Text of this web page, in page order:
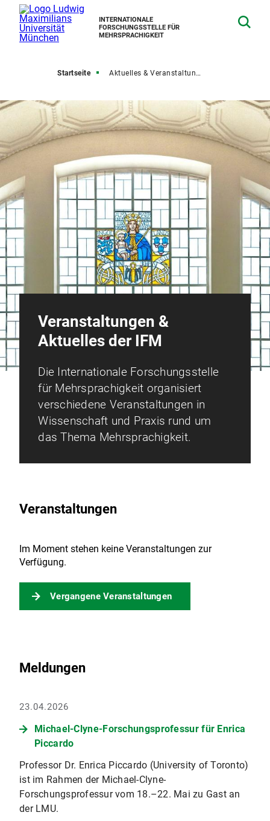
INTERNATIONALE
FORSCHUNGSSTELLE FÜR
MEHRSPRACHIGKEIT
Startseite Aktuelles & Veranstaltungen
Veranstaltungen &
Aktuelles der IFM
Die Internationale Forschungsstelle
für Mehrsprachigkeit organisiert
verschiedene Veranstaltungen in
Wissenschaft und Praxis rund um
das Thema Mehrsprachigkeit.
Veranstaltungen
Im Moment stehen keine Veranstaltungen zur
Verfügung.
Vergangene Veranstaltungen
Meldungen
23.04.2026
Michael-Clyne-Forschungsprofessur für Enrica
Piccardo
Professor Dr. Enrica Piccardo (University of Toronto)
ist im Rahmen der Michael-Clyne-
Forschungsprofessur vom 18.–22. Mai zu Gast an
der LMU.